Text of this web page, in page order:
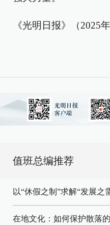
《光明日报》（2025
值班总编推荐
以“休假之制”求解“发展之
在地文化：如何保护散落